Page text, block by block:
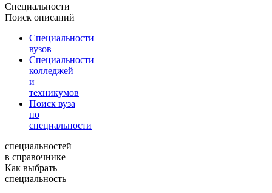
Специальности
Поиск описаний
Специальности
вузов
Специальности
колледжей
и
техникумов
Поиск вуза
по
специальности
специальностей
в справочнике
Как выбрать
специальность